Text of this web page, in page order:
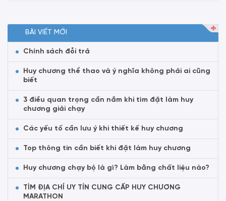
BÀI VIẾT MỚI
Chính sách đỗi trả
Huy chương thể thao và ý nghĩa không phải ai cũng
biết
3 điều quan trọng cần nắm khi tìm đặt làm huy
chương giải chạy
Các yếu tố cần lưu ý khi thiết kế huy chương
Top thông tin cần biết khi đặt làm huy chương
Huy chương chạy bộ là gì? Làm bằng chất liệu nào?
TÌM ĐỊA CHỈ UY TÍN CUNG CẤP HUY CHƯƠNG
MARATHON